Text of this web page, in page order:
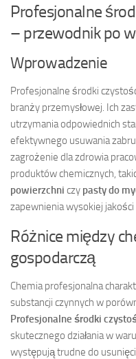
Profesjonalne
– przewodnik po
Wprowadzenie
Profesjonalne środki
branży przemysłowej. Ich
utrzymania odpowiednich
efektywnego usuwania
zagrożenie dla zdrowia
produktów chemicznych,
powierzchni czy pasty do
zapewnienia wysokiej jakości
Różnice między
gospodarczą
Chemia profesjonalna
substancji czynnych w
Profesjonalne środki
skutecznego działania w
występują trudne do